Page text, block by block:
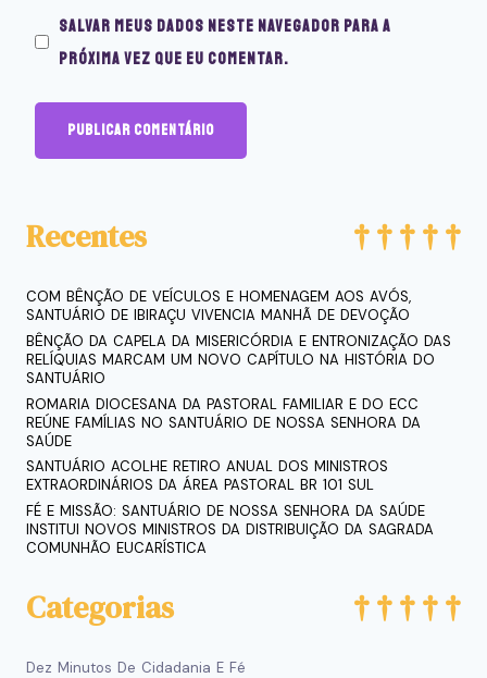
Salvar meus dados neste navegador para a
próxima vez que eu comentar.
Recentes
COM BÊNÇÃO DE VEÍCULOS E HOMENAGEM AOS AVÓS,
SANTUÁRIO DE IBIRAÇU VIVENCIA MANHÃ DE DEVOÇÃO
BÊNÇÃO DA CAPELA DA MISERICÓRDIA E ENTRONIZAÇÃO DAS
RELÍQUIAS MARCAM UM NOVO CAPÍTULO NA HISTÓRIA DO
SANTUÁRIO
ROMARIA DIOCESANA DA PASTORAL FAMILIAR E DO ECC
REÚNE FAMÍLIAS NO SANTUÁRIO DE NOSSA SENHORA DA
SAÚDE
SANTUÁRIO ACOLHE RETIRO ANUAL DOS MINISTROS
EXTRAORDINÁRIOS DA ÁREA PASTORAL BR 101 SUL
FÉ E MISSÃO: SANTUÁRIO DE NOSSA SENHORA DA SAÚDE
INSTITUI NOVOS MINISTROS DA DISTRIBUIÇÃO DA SAGRADA
COMUNHÃO EUCARÍSTICA
Categorias
Dez Minutos De Cidadania E Fé